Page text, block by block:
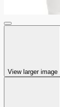
View larger image